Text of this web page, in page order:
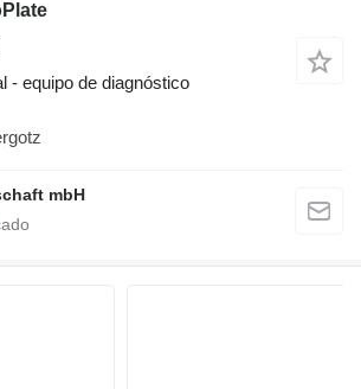
- equipo de diagnóstico
mbH